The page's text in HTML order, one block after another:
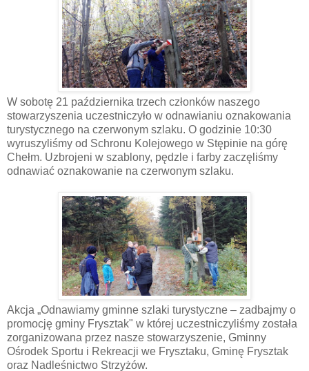
W sobotę 21 października trzech członków naszego
stowarzyszenia uczestniczyło w odnawianiu oznakowania
turystycznego na czerwonym szlaku. O godzinie 10:30
wyruszyliśmy od Schronu Kolejowego w Stępinie na górę
Chełm. Uzbrojeni w szablony, pędzle i farby zaczęliśmy
odnawiać oznakowanie na czerwonym szlaku.
Akcja „Odnawiamy gminne szlaki turystyczne – zadbajmy o
promocję gminy Frysztak" w której uczestniczyliśmy została
zorganizowana przez nasze stowarzyszenie, Gminny
Ośrodek Sportu i Rekreacji we Frysztaku, Gminę Frysztak
oraz Nadleśnictwo Strzyżów.